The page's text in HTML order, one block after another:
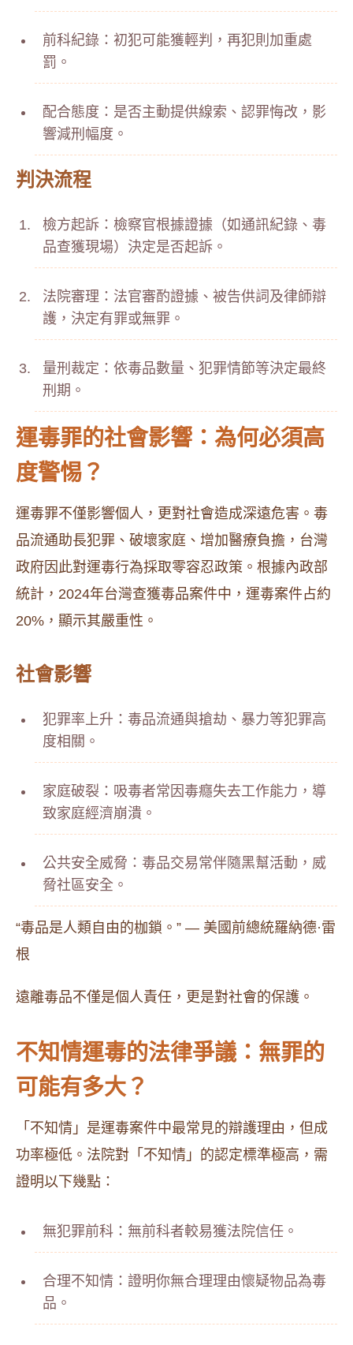
前科紀錄：初犯可能獲輕判，再犯則加重處
罰。
配合態度：是否主動提供線索、認罪悔改，影
響減刑幅度。
判決流程
檢方起訴：檢察官根據證據（如通訊紀錄、毒
品查獲現場）決定是否起訴。
法院審理：法官審酌證據、被告供詞及律師辯
護，決定有罪或無罪。
量刑裁定：依毒品數量、犯罪情節等決定最終
刑期。
運毒罪的社會影響：為何必須高
度警惕？
運毒罪不僅影響個人，更對社會造成深遠危害。毒
品流通助長犯罪、破壞家庭、增加醫療負擔，台灣
政府因此對運毒行為採取零容忍政策。根據內政部
統計，2024年台灣查獲毒品案件中，運毒案件占約
20%，顯示其嚴重性。
社會影響
犯罪率上升：毒品流通與搶劫、暴力等犯罪高
度相關。
家庭破裂：吸毒者常因毒癮失去工作能力，導
致家庭經濟崩潰。
公共安全威脅：毒品交易常伴隨黑幫活動，威
脅社區安全。
“毒品是人類自由的枷鎖。” — 美國前總統羅納德·雷
根
遠離毒品不僅是個人責任，更是對社會的保護。
不知情運毒的法律爭議：無罪的
可能有多大？
「不知情」是運毒案件中最常見的辯護理由，但成
功率極低。法院對「不知情」的認定標準極高，需
證明以下幾點：
無犯罪前科：無前科者較易獲法院信任。
合理不知情：證明你無合理理由懷疑物品為毒
品。